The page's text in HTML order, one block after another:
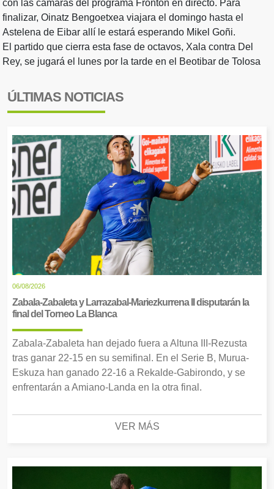
con las cámaras del programa Frontón en directo. Para
finalizar, Oinatz Bengoetxea viajara el domingo hasta el
Astelena de Eibar allí le estará esperando Mikel Goñi.
El partido que cierra esta fase de octavos, Xala contra Del
Rey, se jugará el lunes por la tarde en el Beotibar de Tolosa
ÚLTIMAS NOTICIAS
06/08/2026
Zabala-Zabaleta y Larrazabal-Mariezkurrena II disputarán la
final del Torneo La Blanca
Zabala-Zabaleta han dejado fuera a Altuna III-Rezusta
tras ganar 22-15 en su semifinal. En el Serie B, Murua-
Eskuza han ganado 22-16 a Rekalde-Gabirondo, y se
enfrentarán a Amiano-Landa en la otra final.
VER MÁS